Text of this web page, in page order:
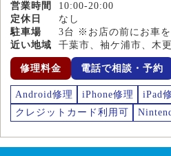
営業時間
10:00-20:00
定休日
なし
駐車場
3台 ※お店の前にお車
近い地域
千葉市、袖ケ浦市、木
修理料金 電話で相談・予約
Android修理 iPhone修理
iPad
クレジットカード利用可